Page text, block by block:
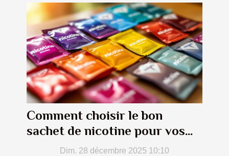
Comment choisir le bon
sachet de nicotine pour vos
besoins ?Dim. 28 décembre 2025 10:10